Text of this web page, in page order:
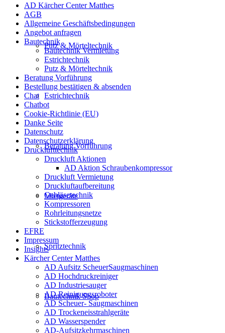
Putz & Mörteltechnik
Estrichtechnik
Beratung Vorführung
Mietgeräte
Spritztechnik
Bautechnik Shop
AD Kärcher Center Matthes
AGB
Allgemeine Geschäftsbedingungen
Angebot anfragen
Bautechnik
Bautechnik Vermietung
Estrichtechnik
Putz & Mörteltechnik
Beratung Vorführung
Bestellung bestätigen & absenden
Chat
Chatbot
Cookie-Richtlinie (EU)
Danke Seite
Datenschutz
Datenschutzerklärung
Drucklufttechnik
Druckluft Aktionen
AD Aktion Schraubenkompressor
Druckluft Vermietung
Druckluftaufbereitung
Gebläsetechnik
Kompressoren
Rohrleitungsnetze
Stickstofferzeugung
EFRE
Impressum
Insights
Kärcher Center Matthes
AD Aufsitz ScheuerSaugmaschinen
AD Hochdruckreiniger
AD Industriesauger
AD Reinigungsroboter
AD Scheuer- Saugmaschinen
AD Trockeneisstrahlgeräte
AD Wasserspender
AD-Aufsitzkehrmaschinen